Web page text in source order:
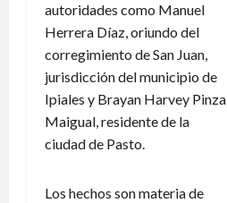
autoridades como Manuel
Herrera Díaz, oriundo del
corregimiento de San Juan,
jurisdicción del municipio de
Ipiales y Brayan Harvey Pinza
Maigual, residente de la
ciudad de Pasto.
Los hechos son materia de